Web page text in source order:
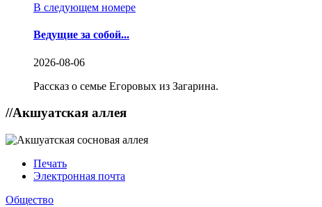
В следующем номере
Ведущие за собой...
2026-08-06
Рассказ о семье Егоровых из Загарина.
//Акшуатская аллея
Печать
Электронная почта
Общество